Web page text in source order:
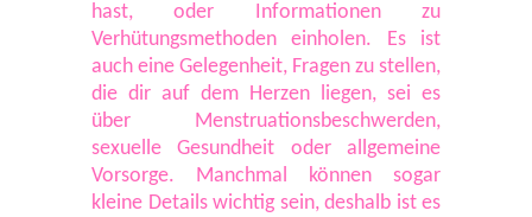
hast, oder Informationen zu
Verhütungsmethoden einholen. Es ist
auch eine Gelegenheit, Fragen zu stellen,
die dir auf dem Herzen liegen, sei es
über Menstruationsbeschwerden,
sexuelle Gesundheit oder allgemeine
Vorsorge. Manchmal können sogar
kleine Details wichtig sein, deshalb ist es